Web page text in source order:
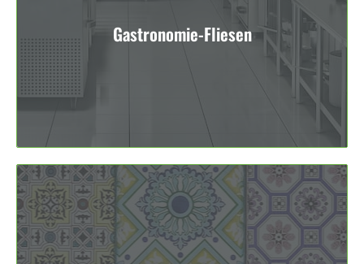
Gastronomie-Fliesen